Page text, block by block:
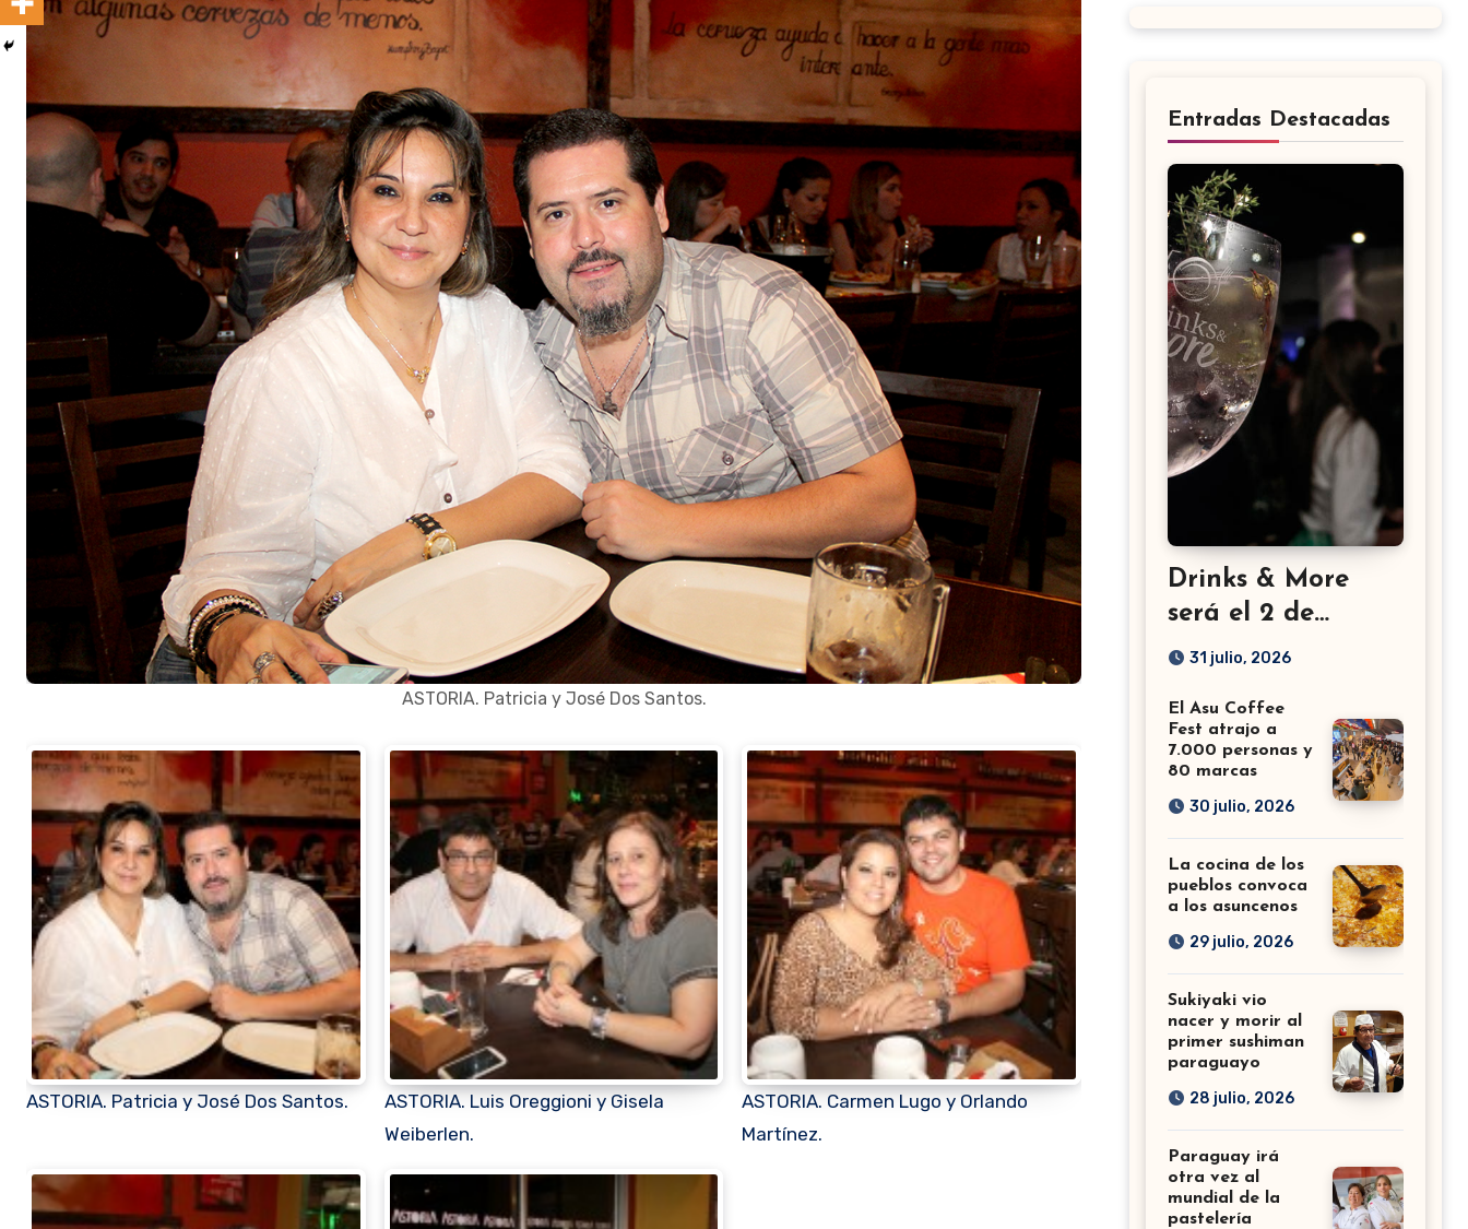
ASTORIA. Patricia y José Dos Santos.
ASTORIA. Patricia y José Dos Santos.
ASTORIA. Luis Oreggioni y Gisela
Weiberlen.
ASTORIA. Carmen Lugo y Orlando
Martínez.
Entradas Destacadas
Drinks & More
será el 2 de
setiembre en el
31 julio, 2026
El Asu Coffee
Fest atrajo a
7.000 personas y
80 marcas
30 julio, 2026
La cocina de los
pueblos convoca
a los asuncenos
29 julio, 2026
Sukiyaki vio
nacer y morir al
primer sushiman
paraguayo
28 julio, 2026
Paraguay irá
otra vez al
mundial de la
pastelería